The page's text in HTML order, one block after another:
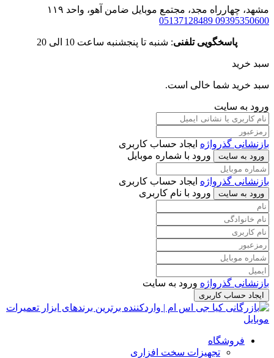
مشهد، چهارراه مجد، مجتمع موبایل ضامن آهو، واحد ۱۱۹
09395350600
05137128489
پاسخگویی تلفنی: شنبه تا پنجشنبه ساعت 10 الی 20
سبد خرید
سبد خرید شما خالی است.
ورود به سایت
بازنشانی گذرواژه ایجاد حساب کاربری
ورود به سایت ورود با شماره موبایل
بازنشانی گذرواژه ایجاد حساب کاربری
ورود به سایت ورود با نام کاربری
بازنشانی گذرواژه ورود به سایت
ایجاد حساب کاربری
فروشگاه
تجهیزات سخت افزاری